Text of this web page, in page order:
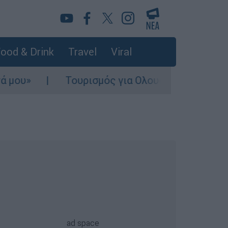
& Drink Travel Viral
Τουρισμός για Ολους 2026-2027: Τα